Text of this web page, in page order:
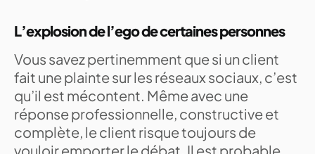
L’explosion de l’ego de certaines personnes
Vous savez pertinemment que si un client
fait une plainte sur les réseaux sociaux, c’est
qu’il est mécontent. Même avec une
réponse professionnelle, constructive et
complète, le client risque toujours de
vouloir emporter le débat. Il est probable